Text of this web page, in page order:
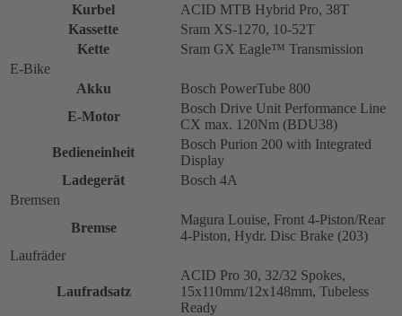
Kurbel
ACID MTB Hybrid Pro, 38T
Kassette
Sram XS-1270, 10-52T
Kette
Sram GX Eagle™ Transmission
E-Bike
Akku
Bosch PowerTube 800
E-Motor
Bosch Drive Unit Performance Line
CX max. 120Nm (BDU38)
Bedieneinheit
Bosch Purion 200 with Integrated
Display
Ladegerät
Bosch 4A
Bremsen
Bremse
Magura Louise, Front 4-Piston/Rear
4-Piston, Hydr. Disc Brake (203)
Laufräder
Laufradsatz
ACID Pro 30, 32/32 Spokes,
15x110mm/12x148mm, Tubeless
Ready